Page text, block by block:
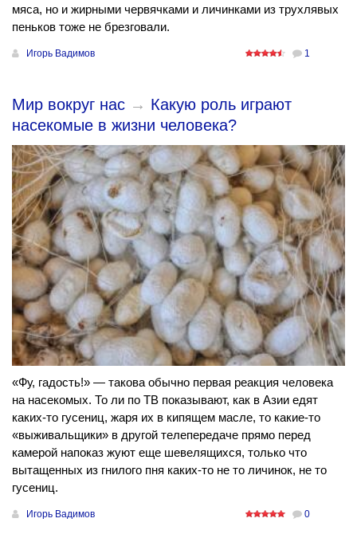
мяса, но и жирными червячками и личинками из трухлявых
пеньков тоже не брезговали.
Игорь Вадимов 1
Мир вокруг нас → Какую роль играют
насекомые в жизни человека?
«Фу, гадость!» — такова обычно первая реакция человека
на насекомых. То ли по ТВ показывают, как в Азии едят
каких-то гусениц, жаря их в кипящем масле, то какие-то
«выживальщики» в другой телепередаче прямо перед
камерой напоказ жуют еще шевелящихся, только что
вытащенных из гнилого пня каких-то не то личинок, не то
гусениц.
Игорь Вадимов 0